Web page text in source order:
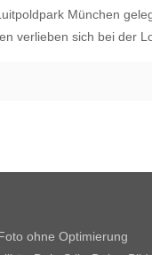
München
verlieben sich bei der
ohne Optimierung